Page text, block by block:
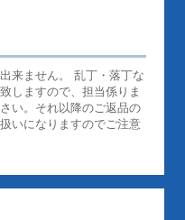
来ません。 乱丁・落丁な
しますので、担当係りま
い。それ以降のご返品の
いになりますのでご注意